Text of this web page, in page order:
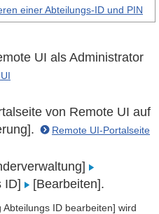
einer Abteilungs-ID und PIN
UI als Administrator
von Remote UI auf
Remote UI-Portalseite
ID]
[Bearbeiten].
ID bearbeiten] wird